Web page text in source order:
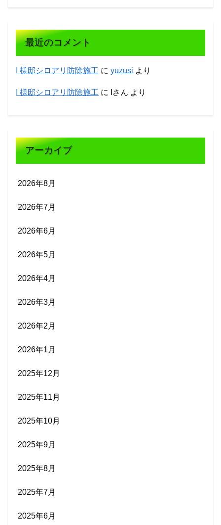
最近のコメント
I 様邸シロアリ防除施工 に yuzusi より
I 様邸シロアリ防除施工 に Iさん より
アーカイブ
2026年8月
2026年7月
2026年6月
2026年5月
2026年4月
2026年3月
2026年2月
2026年1月
2025年12月
2025年11月
2025年10月
2025年9月
2025年8月
2025年7月
2025年6月